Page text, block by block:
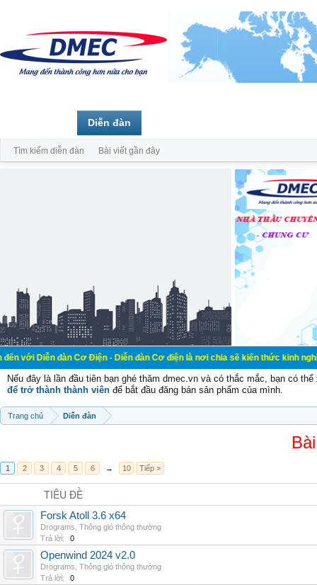
đàn Cơ Điện - Diễn đàn Cơ điện là nơi chia sẽ kiến thức kinh nghiệm
Nếu đây là lần đầu tiên bạn ghé thăm dmec.vn và có thắc mắc, bạn có
để trở thành thành viên để bắt đầu đăng bán sản phẩm của mình.
Trang chủ Diễn đàn
1 2 3 4 5 6 → 10 Tiếp >
TIÊU ĐỀ
Forsk Atoll 3.6 x64
Drograms Thông gió thông thường
Trả lời:
0
Openwind 2024 v2.0
Drograms Thông gió thông thường
Trả lời:
0
Diễn đàn
Tìm kiếm diễn đàn Bài viết gần đây